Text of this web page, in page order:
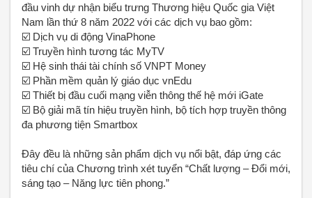
đầu vinh dự nhận biểu trưng Thương hiệu Quốc gia Việt
Nam lần thứ 8 năm 2022 với các dịch vụ bao gồm:
☑️ Dịch vụ di động VinaPhone
☑️ Truyền hình tương tác MyTV
☑️ Hệ sinh thái tài chính số VNPT Money
☑️ Phần mềm quản lý giáo dục vnEdu
☑️ Thiết bị đầu cuối mạng viễn thông thế hệ mới iGate
☑️ Bộ giải mã tín hiệu truyền hình, bộ tích hợp truyền thông
đa phương tiện Smartbox
Đây đều là những sản phẩm dịch vụ nổi bật, đáp ứng các
tiêu chí của Chương trình xét tuyển “Chất lượng – Đổi mới,
sáng tạo – Năng lực tiên phong.”